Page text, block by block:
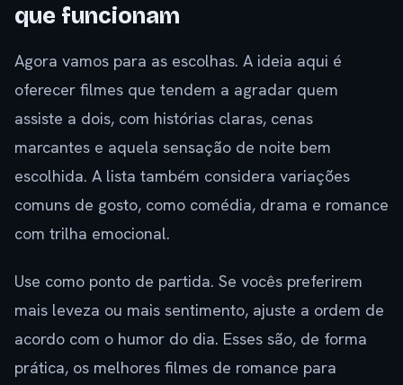
que funcionam
Agora vamos para as escolhas. A ideia aqui é
oferecer filmes que tendem a agradar quem
assiste a dois, com histórias claras, cenas
marcantes e aquela sensação de noite bem
escolhida. A lista também considera variações
comuns de gosto, como comédia, drama e romance
com trilha emocional.
Use como ponto de partida. Se vocês preferirem
mais leveza ou mais sentimento, ajuste a ordem de
acordo com o humor do dia. Esses são, de forma
prática, os melhores filmes de romance para